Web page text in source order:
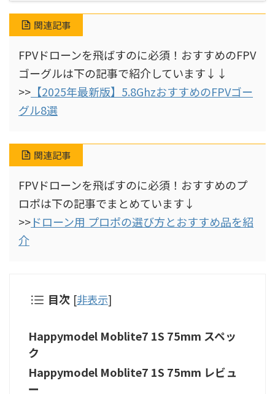
関連記事
FPVドローンを飛ばすのに必須！おすすめのFPV
ゴーグルは下の記事で紹介しています↓↓
>> 【2025年最新版】5.8GhzおすすめのFPVゴー
グル8選
関連記事
FPVドローンを飛ばすのに必須！おすすめのプ
ロポは下の記事でまとめています↓
>>ドローン用 プロポの選び方とおすすめ品を紹
介
目次 [非表示]
Happymodel Moblite7 1S 75mm スペッ
ク
Happymodel Moblite7 1S 75mm レビュ
ー